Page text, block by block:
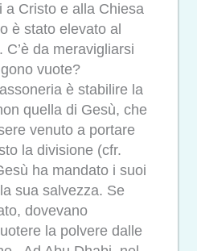
a Cristo e alla Chiesa
è stato elevato al
da meravigliarsi
vuote?
è stabilire la
quella di Gesù, che
venuto a portare
la divisione (cfr.
ha mandato i suoi
sua salvezza. Se
dovevano
la polvere dalle